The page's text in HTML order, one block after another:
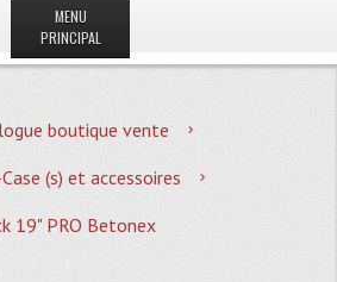
MENU
PRINCIPAL
MAGASIN
Quoi De Neuf?
Promotions
boutique vente
(s) et accessoires
19" PRO Betonex